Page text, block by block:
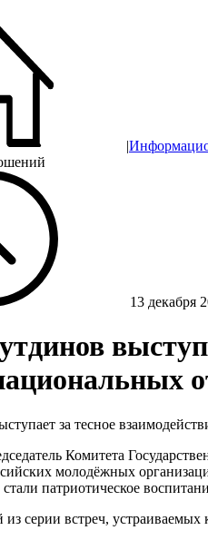
|
13 декабря
Комитета
молодёжных
патриотическое
из серии встреч,